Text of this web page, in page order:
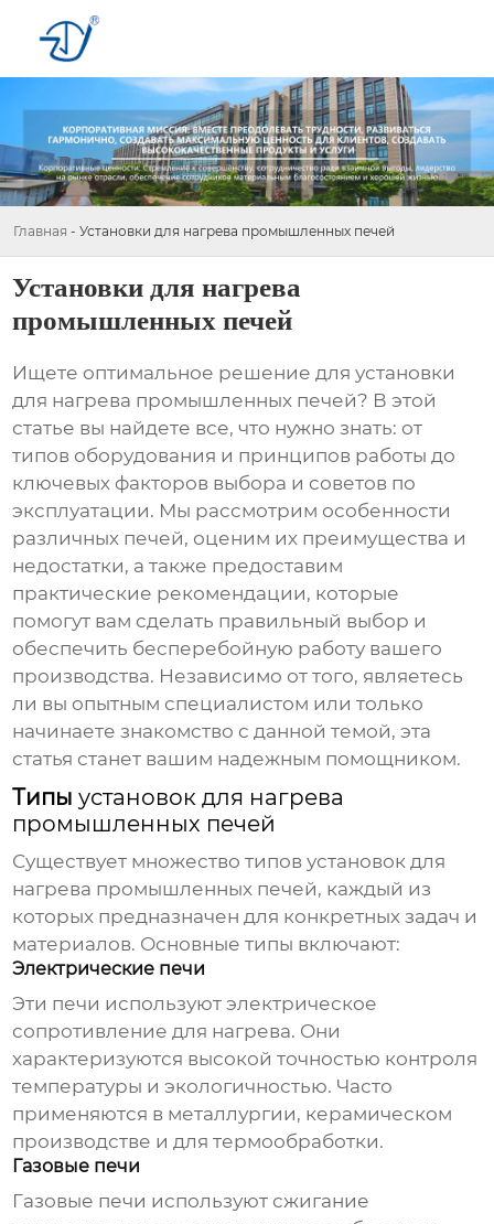
Главная - Установки для нагрева промышленных печей
Установки для нагрева
промышленных печей
Ищете оптимальное решение дляустановки
для нагрева промышленных печей? В этой
статье вы найдете все, что нужно знать: от
типов оборудования и принципов работы до
ключевых факторов выбора и советов по
эксплуатации. Мы рассмотрим особенности
различных печей, оценим их преимущества и
недостатки, а также предоставим
практические рекомендации, которые
помогут вам сделать правильный выбор и
обеспечить бесперебойную работу вашего
производства. Независимо от того, являетесь
ли вы опытным специалистом или только
начинаете знакомство с данной темой, эта
статья станет вашим надежным помощником.
Типыустановок для нагрева
промышленных печей
Существует множество типовустановок для
нагрева промышленных печей, каждый из
которых предназначен для конкретных задач и
материалов. Основные типы включают:
Электрические печи
Эти печи используют электрическое
сопротивление для нагрева. Они
характеризуются высокой точностью контроля
температуры и экологичностью. Часто
применяются в металлургии, керамическом
производстве и для термообработки.
Газовые печи
Газовые печи используют сжигание